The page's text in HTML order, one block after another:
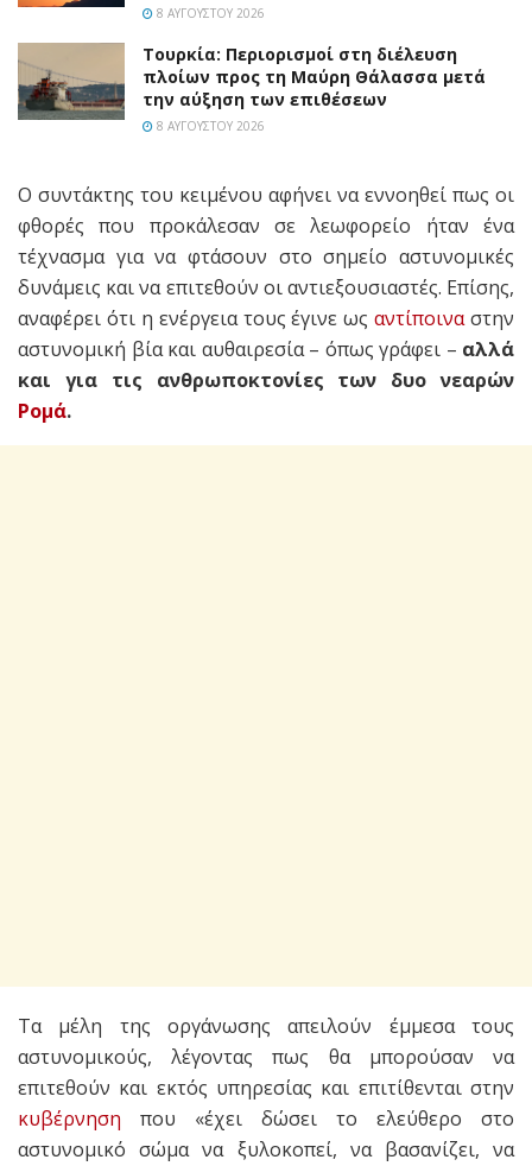
8 ΑΥΓΟΎΣΤΟΥ 2026
Τουρκία: Περιορισμοί στη διέλευση
πλοίων προς τη Μαύρη Θάλασσα μετά
την αύξηση των επιθέσεων
8 ΑΥΓΟΎΣΤΟΥ 2026
Ο συντάκτης του κειμένου αφήνει να εννοηθεί πως οι
φθορές που προκάλεσαν σε λεωφορείο ήταν ένα
τέχνασμα για να φτάσουν στο σημείο αστυνομικές
δυνάμεις και να επιτεθούν οι αντιεξουσιαστές. Επίσης,
αναφέρει ότι η ενέργεια τους έγινε ωςαντίποιναστην
αστυνομική βία και αυθαιρεσία – όπως γράφει – αλλά
και για τις ανθρωποκτονίες των δυο νεαρών
Ρομά.
Τα μέλη της οργάνωσης απειλούν έμμεσα τους
αστυνομικούς, λέγοντας πως θα μπορούσαν να
επιτεθούν και εκτός υπηρεσίας και επιτίθενται στην
κυβέρνηση που «έχει δώσει το ελεύθερο στο
αστυνομικό σώμα να ξυλοκοπεί, να βασανίζει, να